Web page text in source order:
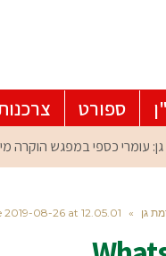
ספורט
גן »
08-26 at 12.05.01